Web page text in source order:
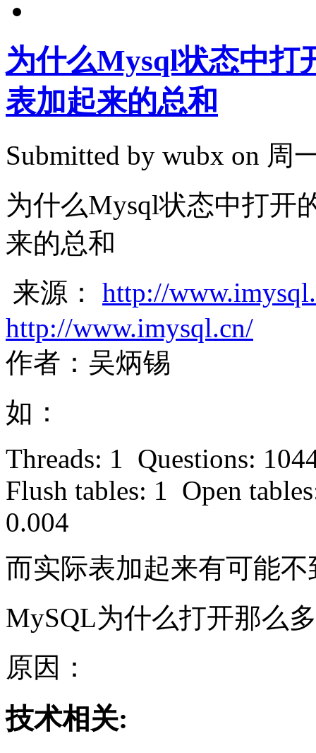
为什么Mysql状态中打
表加起来的总和
Submitted by wubx on 周
为什么Mysql状态中打开
来的总和
来源： http://
http://www.imysql.cn/
作者：吴炳锡
如：
Threads: 1 Questions:
Flush tables: 1 Open
0.004
而实际表加起来有可能
MySQL为什么打开那么
原因：
技术相关: